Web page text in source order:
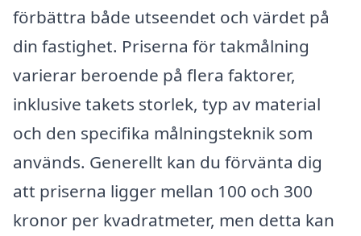
förbättra både utseendet och värdet på
din fastighet. Priserna för takmålning
varierar beroende på flera faktorer,
inklusive takets storlek, typ av material
och den specifika målningsteknik som
används. Generellt kan du förvänta dig
att priserna ligger mellan 100 och 300
kronor per kvadratmeter, men detta kan